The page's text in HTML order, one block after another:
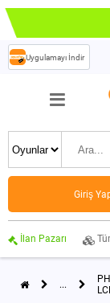
Uygulamayı İndir
Giriş
İlan Pazarı
...